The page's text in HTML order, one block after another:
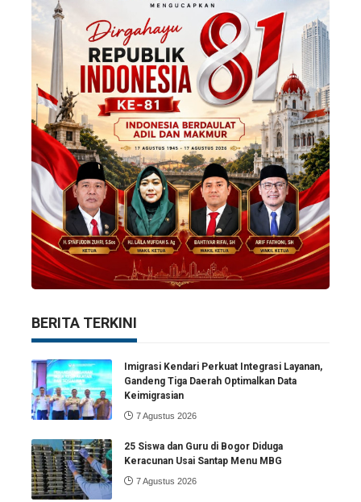
BERITA TERKINI
Imigrasi Kendari Perkuat Integrasi Layanan,
Gandeng Tiga Daerah Optimalkan Data
Keimigrasian
7 Agustus 2026
25 Siswa dan Guru di Bogor Diduga
Keracunan Usai Santap Menu MBG
7 Agustus 2026